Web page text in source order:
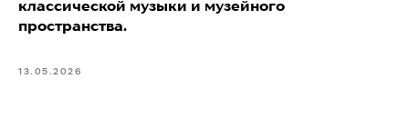
классической музыки и музейного
пространства.
13.05.2026